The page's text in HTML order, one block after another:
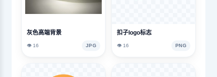
灰色高端背景
👁️ 16 JPG
扣子logo标志
👁️ 16 PNG